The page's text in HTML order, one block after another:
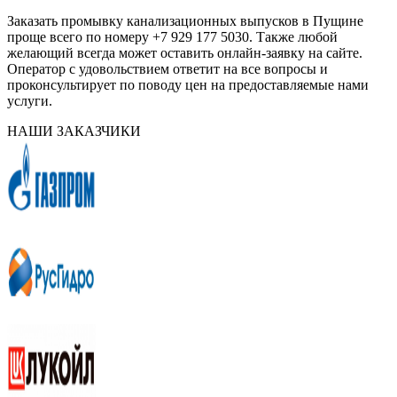
Заказать промывку канализационных выпусков в Пущине
проще всего по номеру +7 929 177 5030. Также любой
желающий всегда может оставить онлайн-заявку на сайте.
Оператор с удовольствием ответит на все вопросы и
проконсультирует по поводу цен на предоставляемые нами
услуги.
НАШИ ЗАКАЗЧИКИ